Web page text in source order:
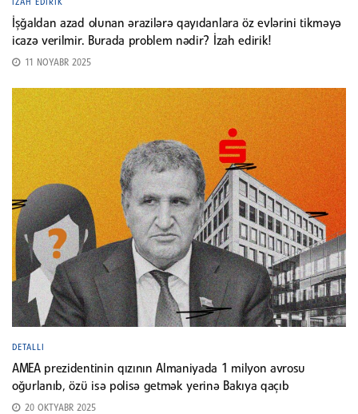
İZAH EDIRIK
İşğaldan azad olunan ərazilərə qayıdanlara öz evlərini tikməyə
icazə verilmir. Burada problem nədir? İzah edirik!
11 NOYABR 2025
DETALLI
AMEA prezidentinin qızının Almaniyada 1 milyon avrosu
oğurlanıb, özü isə polisə getmək yerinə Bakıya qaçıb
20 OKTYABR 2025